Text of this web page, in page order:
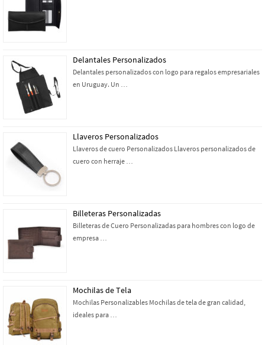
Delantales Personalizados
Delantales personalizados con logo para regalos empresariales
en Uruguay. Un …
Llaveros Personalizados
Llaveros de cuero Personalizados Llaveros personalizados de
cuero con herraje …
Billeteras Personalizadas
Billeteras de Cuero Personalizadas para hombres con logo de
empresa …
Mochilas de Tela
Mochilas Personalizables Mochilas de tela de gran calidad,
ideales para …